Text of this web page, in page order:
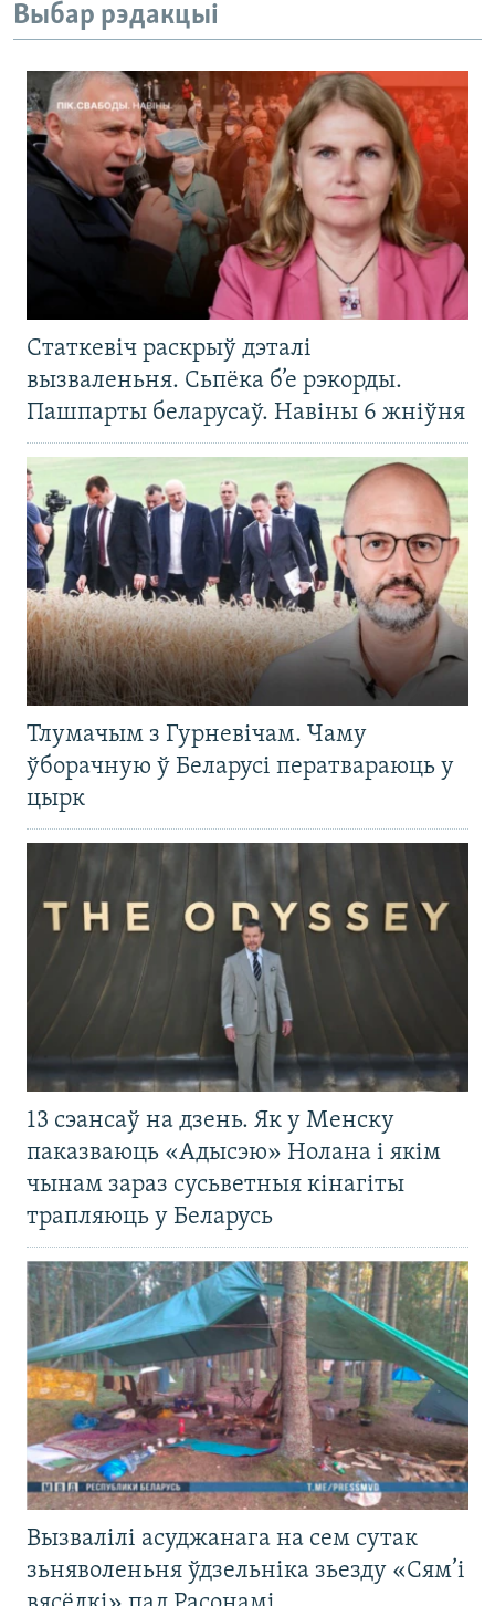
Выбар рэдакцыі
Статкевіч раскрыў дэталі
вызваленьня. Сьпёка б’е рэкорды.
Пашпарты беларусаў. Навіны 6 жніўня
Тлумачым з Гурневічам. Чаму
ўборачную ў Беларусі ператвараюць у
цырк
13 сэансаў на дзень. Як у Менску
паказваюць «Адысэю» Нолана і якім
чынам зараз сусьветныя кінагіты
трапляюць у Беларусь
Вызвалілі асуджанага на сем сутак
зьняволеньня ўдзельніка зьезду «Сям’і